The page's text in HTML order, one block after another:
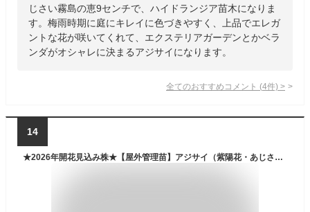
じさい霧島の恵9センチで、ハイドランジア苗木になりま
す。梅雨時期に庭にキレイに色づきやすく、上品でエレガ
ントな花が咲いてくれて、エクステリアガーデンとかベラ
ンダがオシャレに決まるアジサイになります。
全てのおすすめコメント (4件) >
14
★2026年開花見込み株★【屋外管理苗】アジサイ（紫陽花・あじさい）プリンセスシャーロット 4号苗（J10）